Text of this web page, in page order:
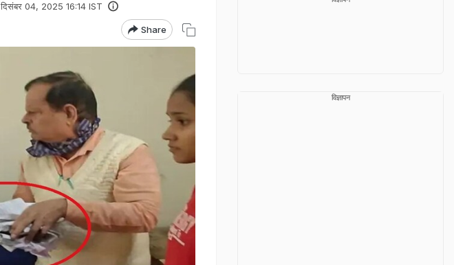
दिसंबर 04, 2025 16:14 IST
Share
विज्ञापन